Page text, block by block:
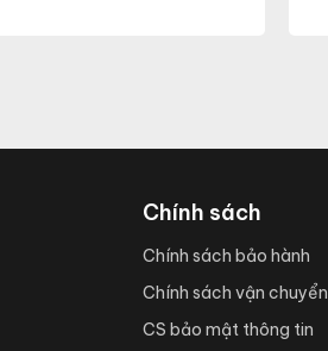
Chính sách
Chính sách bảo hành
Chính sách vận chuyển
CS bảo mật thông tin